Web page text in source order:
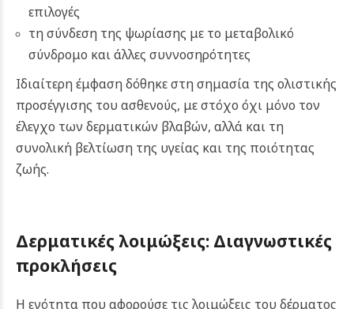
επιλογές
τη σύνδεση της ψωρίασης με το μεταβολικό
σύνδρομο και άλλες συννοσηρότητες
Ιδιαίτερη έμφαση δόθηκε στη σημασία της ολιστικής
προσέγγισης του ασθενούς, με στόχο όχι μόνο τον
έλεγχο των δερματικών βλαβών, αλλά και τη
συνολική βελτίωση της υγείας και της ποιότητας
ζωής.
Δερματικές λοιμώξεις: Διαγνωστικές
προκλήσεις
Η ενότητα που αφορούσε τις λοιμώξεις του δέρματος